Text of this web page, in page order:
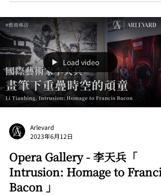
Load video
Arlevard
2023年6月12日
Opera Gallery - 李天兵「
Intrusion: Homage to Francis
Bacon 」